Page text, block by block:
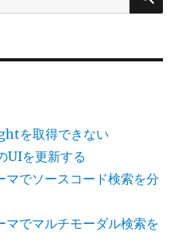
を取得できない
を更新する
でソースコード検索を分
でマルチモーダル検索を